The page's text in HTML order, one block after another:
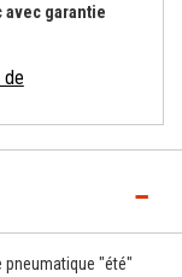
avec garantie
de
pneumatique "été"